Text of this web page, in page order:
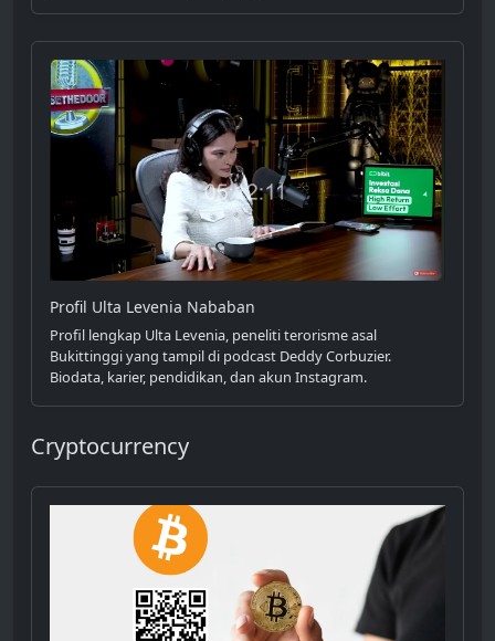
Profil Ulta Levenia Nababan
Profil lengkap Ulta Levenia, peneliti terorisme asal
Bukittinggi yang tampil di podcast Deddy Corbuzier.
Biodata, karier, pendidikan, dan akun Instagram.
Cryptocurrency